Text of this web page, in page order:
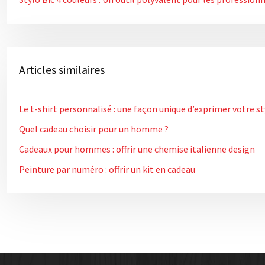
Articles similaires
Le t-shirt personnalisé : une façon unique d’exprimer votre
Quel cadeau choisir pour un homme ?
Cadeaux pour hommes : offrir une chemise italienne design
Peinture par numéro : offrir un kit en cadeau